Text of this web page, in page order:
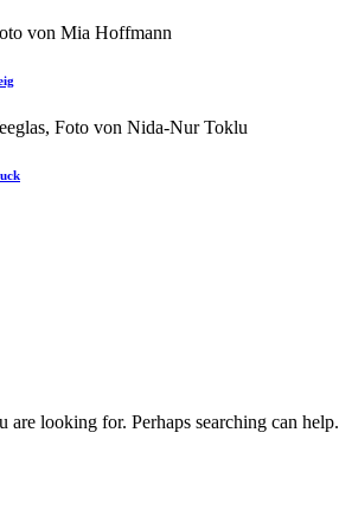
are looking for. Perhaps searching can help.